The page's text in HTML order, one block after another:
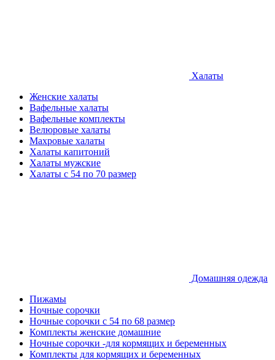
Халаты
Женские халаты
Вафельные халаты
Вафельные комплекты
Велюровые халаты
Махровые халаты
Халаты капитоний
Халаты мужские
Халаты с 54 по 70 размер
Домашняя одежда
Пижамы
Ночные сорочки
Ночные сорочки с 54 по 68 размер
Комплекты женские домашние
Ночные сорочки -для кормящих и беременных
Комплекты для кормящих и беременных